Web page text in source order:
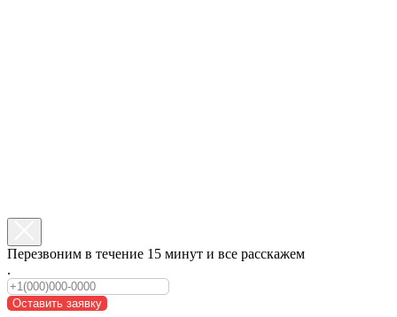
Перезвоним в течение 15 минут и все расскажем
.
Оставить заявку